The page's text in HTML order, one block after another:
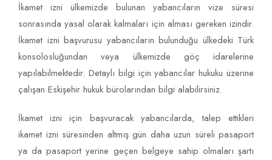
İkamet izni ülkemizde bulunan yabancıların vize süresi
sonrasında yasal olarak kalmaları için alması gereken izindir.
İkamet izni başvurusu yabancıların bulunduğu ülkedeki Türk
konsolosluğundan veya ülkemizde göç idarelerine
yapılabilmektedir. Detaylı bilgi için yabancılar hukuku üzerine
çalışan Eskişehir hukuk bürolarından bilgi alabilirsiniz.
İkamet izni için başvuracak yabancılarda, talep ettikleri
ikamet izni süresinden altmış gün daha uzun süreli pasaport
ya da pasaport yerine geçen belgeye sahip olmaları şartı